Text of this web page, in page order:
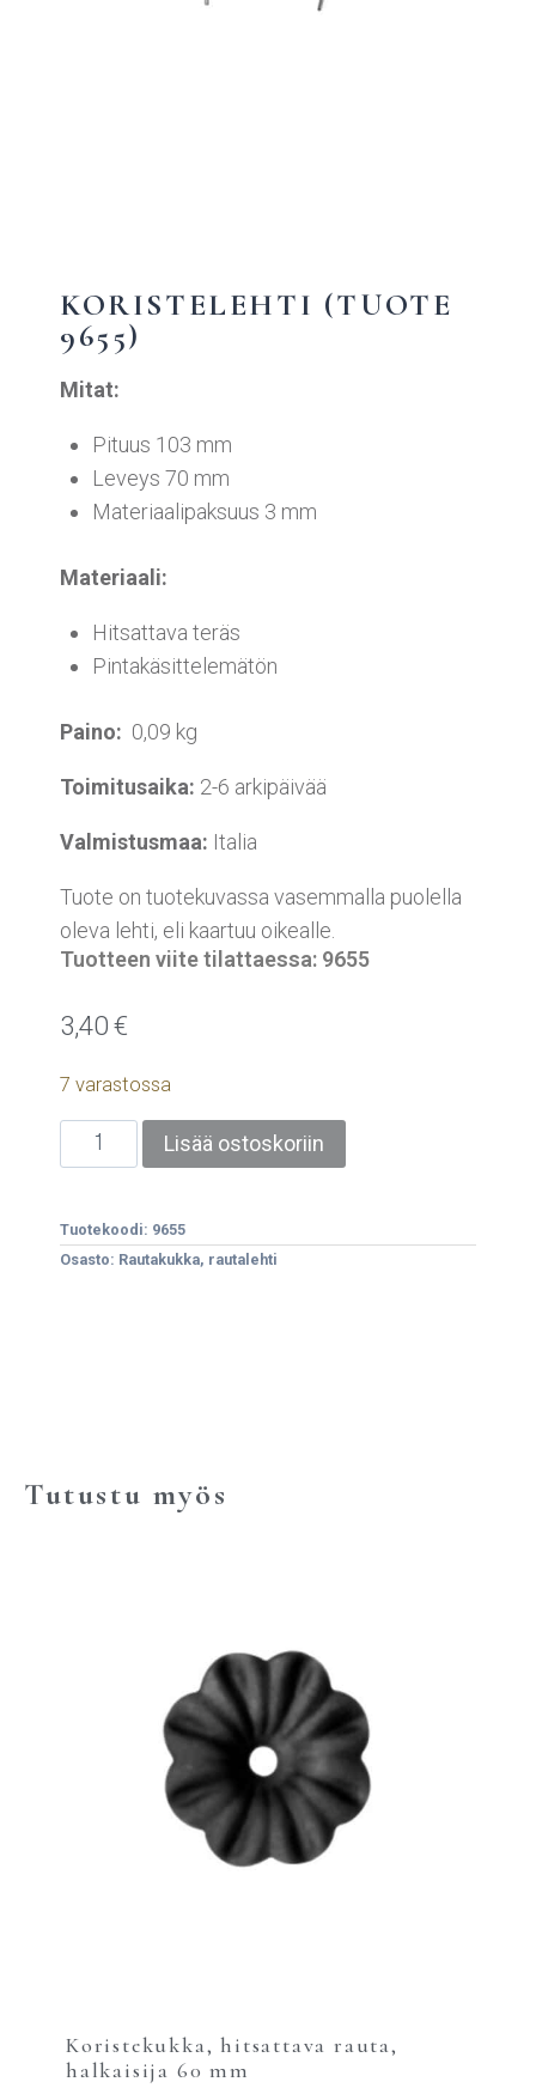
KORISTELEHTI (TUOTE
9655)
Mitat:
Pituus 103 mm
Leveys 70 mm
Materiaalipaksuus 3 mm
Materiaali:
Hitsattava teräs
Pintakäsittelemätön
Paino: 0,09 kg
Toimitusaika: 2-6 arkipäivää
Valmistusmaa: Italia
Tuote on tuotekuvassa vasemmalla puolella
oleva lehti, eli kaartuu oikealle.
Tuotteen viite tilattaessa: 9655
3,40€
7 varastossa
Lisää ostoskoriin
Tuotekoodi: 9655
Osasto: Rautakukka, rautalehti
Tutustu myös
Koristekukka, hitsattava rauta,
halkaisija 60 mm